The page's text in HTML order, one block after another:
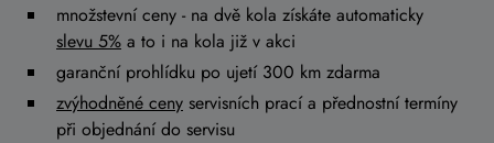
množstevní ceny - na dvě kola získáte automaticky
slevu 5% a to i na kola již v akci
garanční prohlídku po ujetí 300 km zdarma
zvýhodněné ceny servisních prací a přednostní termíny
při objednání do servisu